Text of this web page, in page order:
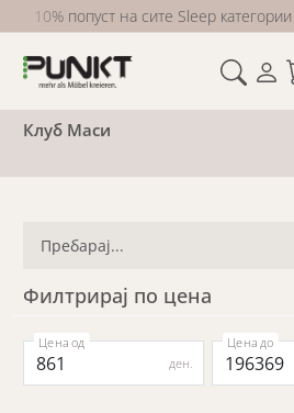
10% попуст на сите Sleep категории
Клуб Маси
Филтрирај по цена
ден.
Цена од Цена до